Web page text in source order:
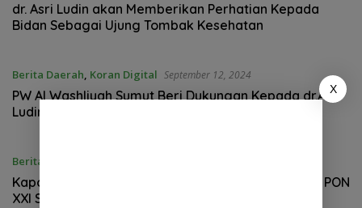
dr. Asri Ludin akan Memberikan Perhatian Kepada
Bidan Sebagai Ujung Tombak Kesehatan
Berita Daerah, Koran Digital September 12, 2024
PW Al Washliyah Sumut Beri Dukungan Kepada dr.Asri
Ludin dan Lom Lom Pada Pilkada Deli Serdang
Berita Nasional
Kapolresta Deli Serdang Hadiri Upacara Kirab Api PON
XXI Sumut Aceh 2024
X